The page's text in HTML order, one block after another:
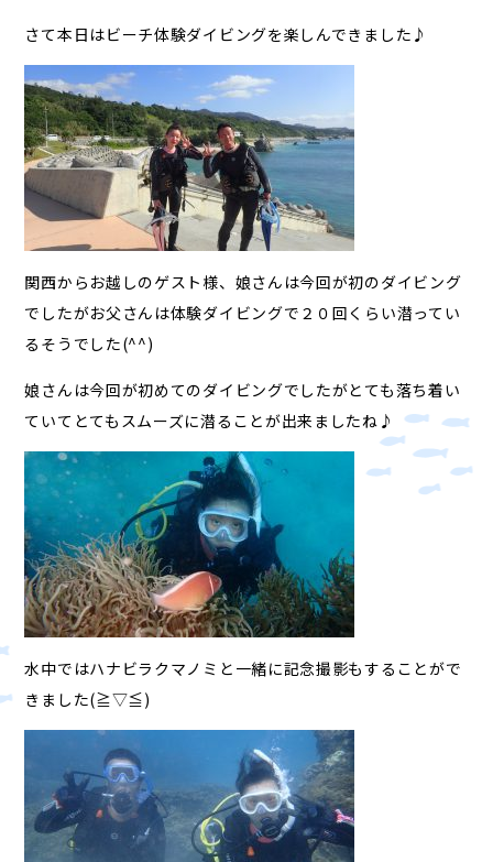
さて本日はビーチ体験ダイビングを楽しんできました♪
関西からお越しのゲスト様、娘さんは今回が初のダイビング
でしたがお父さんは体験ダイビングで２０回くらい潜ってい
るそうでした(^^)
娘さんは今回が初めてのダイビングでしたがとても落ち着い
ていてとてもスムーズに潜ることが出来ましたね♪
水中ではハナビラクマノミと一緒に記念撮影もすることがで
きました(≧▽≦)